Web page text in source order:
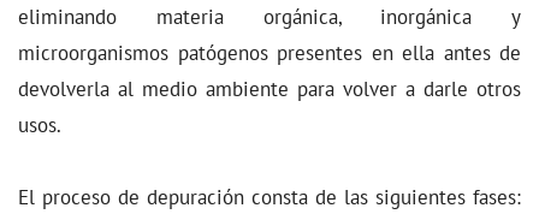
eliminando materia orgánica, inorgánica y
microorganismos patógenos presentes en ella antes de
devolverla al medio ambiente para volver a darle otros
usos.
El proceso de depuración consta de las siguientes fases: